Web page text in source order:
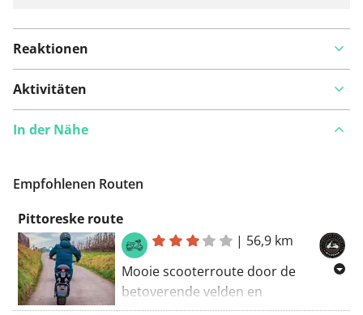
Reaktionen
Aktivitäten
In der Nähe
Empfohlenen Routen
Pittoreske route
| 56,9 km
Mooie scooterroute door de
betoverende velden en